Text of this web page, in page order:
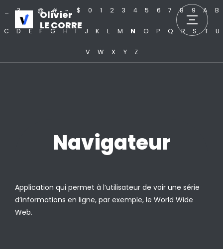
Olivier
LE CORRE
? . @ # ~ $ 0 1 2 3 4 5 6 7 8 9 A B
C D E F G H I J K L M N O P Q R S T U
V W X Y Z
Navigateur
Application qui permet à l’utilisateur de voir une série
d’informations en ligne, par exemple, le World Wide
Web.